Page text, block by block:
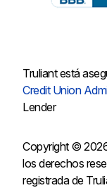
Truliant está
Credit Union
Lender
Copyright ©
los derechos
registrada de